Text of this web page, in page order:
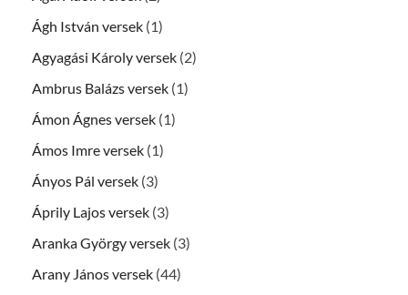
Ágh István versek (1)
Agyagási Károly versek (2)
Ambrus Balázs versek (1)
Ámon Ágnes versek (1)
Ámos Imre versek (1)
Ányos Pál versek (3)
Áprily Lajos versek (3)
Aranka György versek (3)
Arany János versek (44)